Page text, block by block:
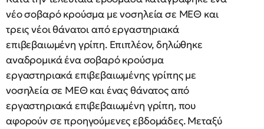
νέο σοβαρό κρούσμα με νοσηλεία σε ΜΕΘ και
τρεις νέοι θάνατοι από εργαστηριακά
επιβεβαιωμένη γρίπη. Επιπλέον, δηλώθηκε
αναδρομικά ένα σοβαρό κρούσμα
εργαστηριακά επιβεβαιωμένης γρίπης με
νοσηλεία σε ΜΕΘ και ένας θάνατος από
εργαστηριακά επιβεβαιωμένη γρίπη, που
αφορούν σε προηγούμενες εβδομάδες. Μεταξύ